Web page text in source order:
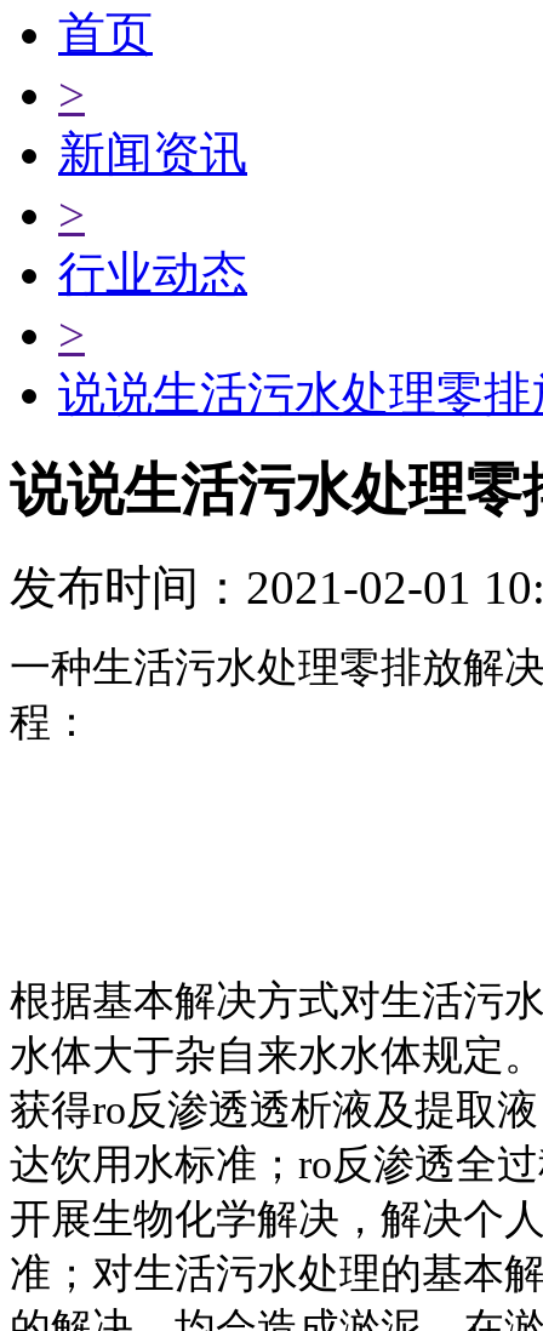
首页
>
新闻资讯
>
行业动态
>
说说生活污水处理零
说说生活污水处理
发布时间：2021-02-01
一种生活污水处理零排放解
程：
根据基本解决方式对生活污
水体大于杂自来水水体规定
获得ro反渗透透析液及提取
达饮用水标准；ro反渗透全
开展生物化学解决，解决个
准；对生活污水处理的基本